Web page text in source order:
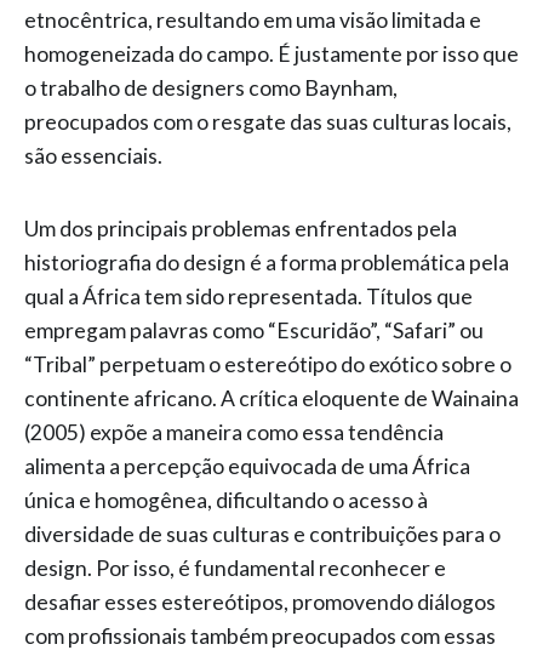
etnocêntrica, resultando em uma visão limitada e
homogeneizada do campo. É justamente por isso que
o trabalho de designers como Baynham,
preocupados com o resgate das suas culturas locais,
são essenciais.
Um dos principais problemas enfrentados pela
historiografia do design é a forma problemática pela
qual a África tem sido representada. Títulos que
empregam palavras como “Escuridão”, “Safari” ou
“Tribal” perpetuam o estereótipo do exótico sobre o
continente africano. A crítica eloquente de Wainaina
(2005) expõe a maneira como essa tendência
alimenta a percepção equivocada de uma África
única e homogênea, dificultando o acesso à
diversidade de suas culturas e contribuições para o
design. Por isso, é fundamental reconhecer e
desafiar esses estereótipos, promovendo diálogos
com profissionais também preocupados com essas